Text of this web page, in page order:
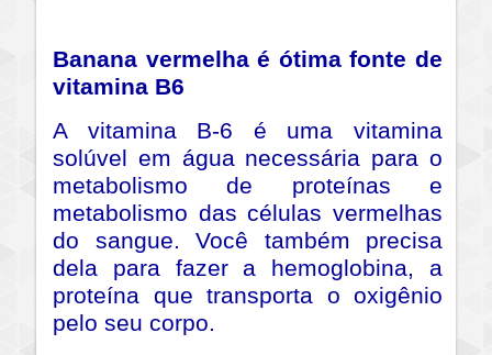
Banana vermelha é ótima fonte de
vitamina B6
A vitamina B-6 é uma vitamina
solúvel em água necessária para o
metabolismo de proteínas e
metabolismo das células vermelhas
do sangue. Você também precisa
dela para fazer a hemoglobina, a
proteína que transporta o oxigênio
pelo seu corpo.